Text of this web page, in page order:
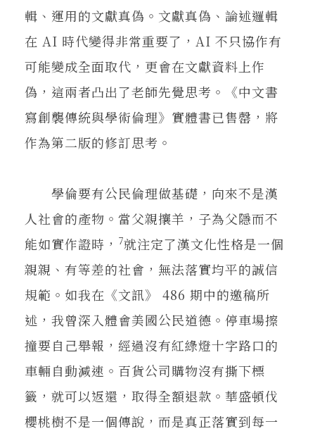
輯、運用的文獻真偽。文獻真偽、論述邏輯
在 AI 時代變得非常重要了，AI 不只協作有
可能變成全面取代，更會在文獻資料上作
偽，這兩者凸出了老師先覺思考。《中文書
寫創襲傳統與學術倫理》實體書已售罄，將
作為第二版的修訂思考。
學倫要有公民倫理做基礎，向來不是漢
人社會的產物。當父親攘羊，子為父隱而不
能如實作證時， 7就注定了漢文化性格是一個
親親、有等差的社會，無法落實均平的誠信
規範。如我在《文訊》 486 期中的邀稿所
述，我曾深入體會美國公民道德。停車場擦
撞要自己舉報，經過沒有紅綠燈十字路口的
車輛自動減速。百貨公司購物沒有撕下標
籤，就可以返還，取得全額退款。華盛頓伐
櫻桃樹不是一個傳說，而是真正落實到每一